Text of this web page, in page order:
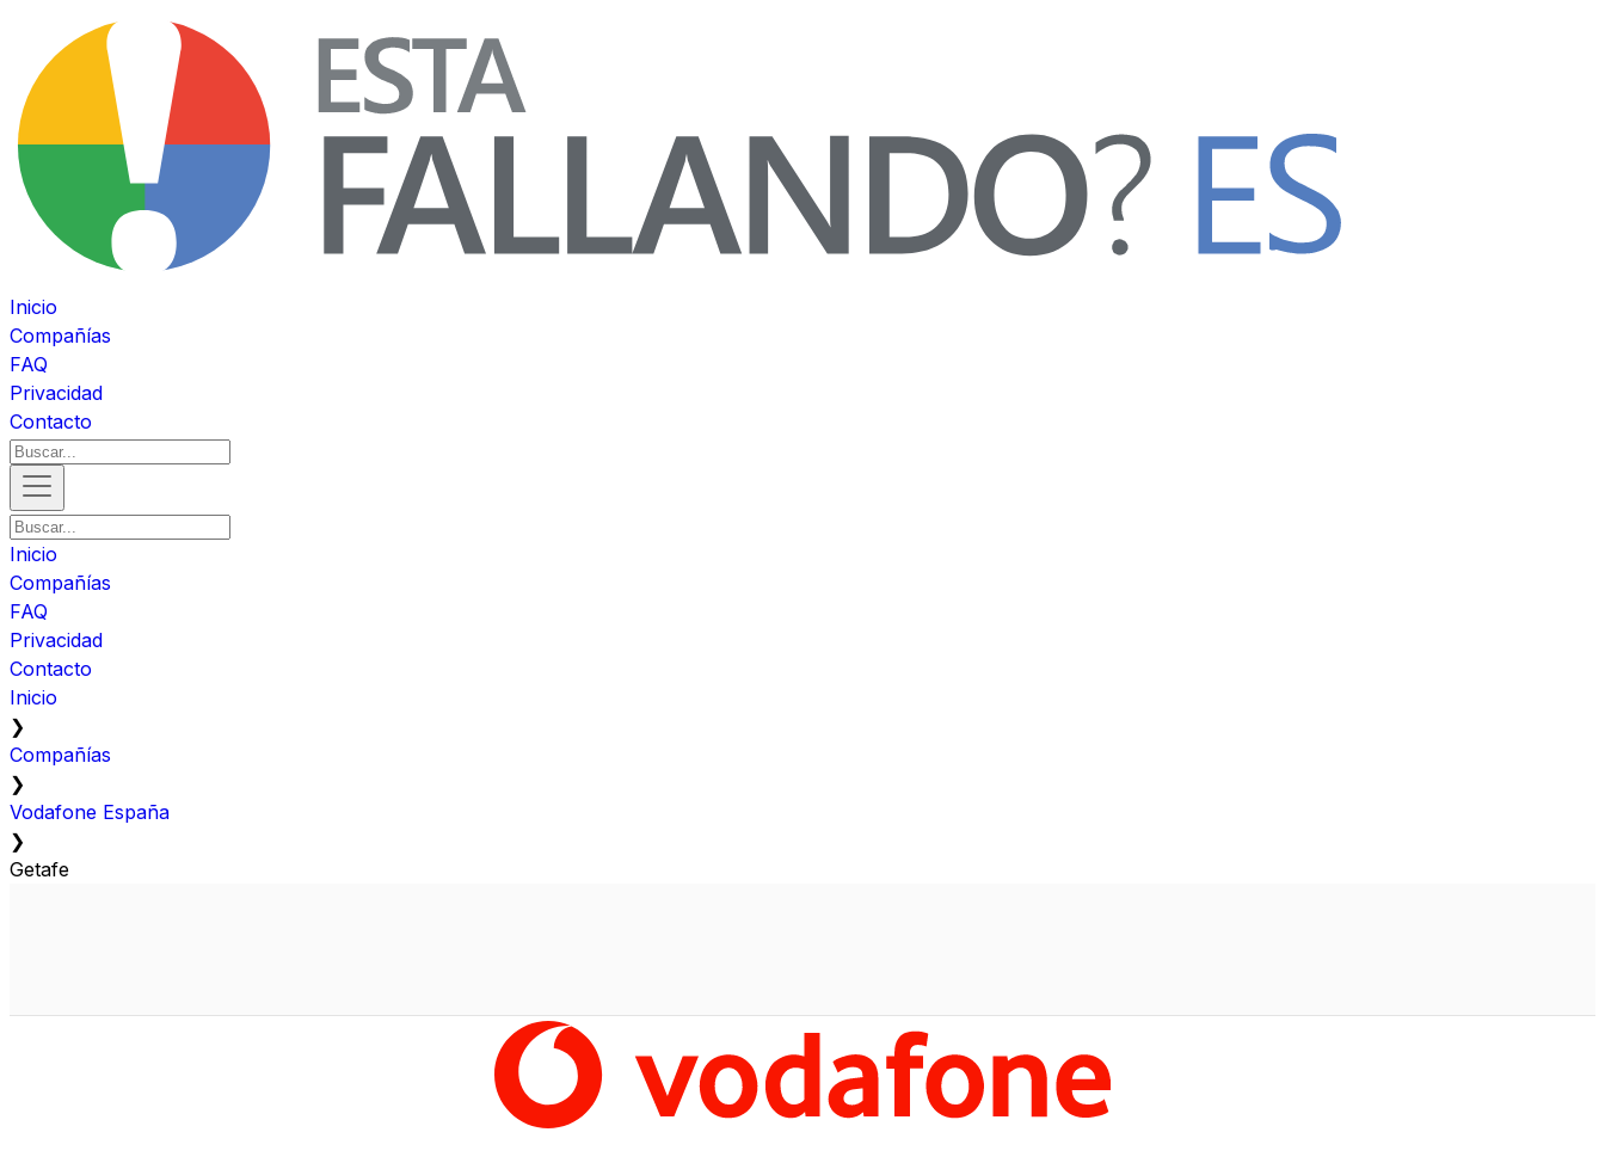
Inicio
Compañías
FAQ
Privacidad
Contacto
Inicio
Compañías
FAQ
Privacidad
Contacto
Inicio
❯
Compañías
❯
Vodafone España
❯
Getafe